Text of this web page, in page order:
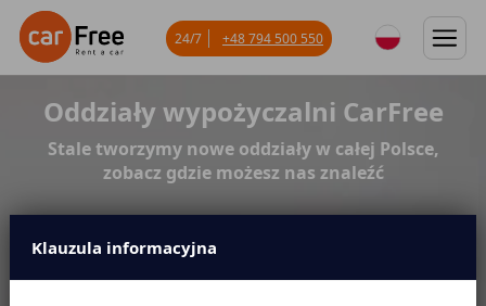
Oddziały wypożyczalni CarFree
Stale tworzymy nowe oddziały w całej Polsce,
zobacz gdzie możesz nas znaleźć
24/7 +48 794 500 550
Klauzula informacyjna